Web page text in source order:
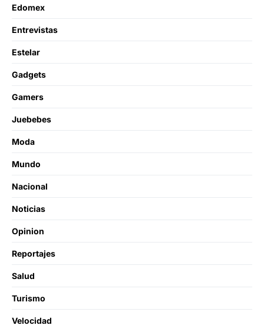
Edomex
Entrevistas
Estelar
Gadgets
Gamers
Juebebes
Moda
Mundo
Nacional
Noticias
Opinion
Reportajes
Salud
Turismo
Velocidad